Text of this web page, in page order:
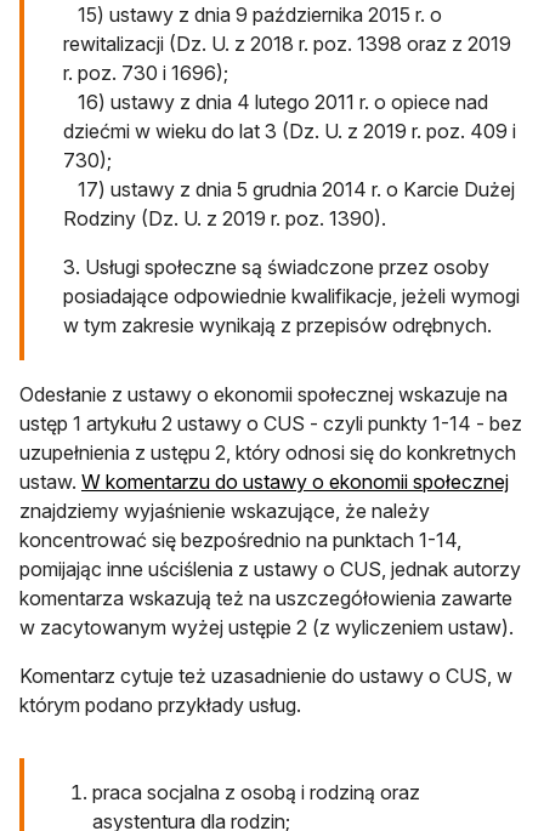
15) ustawy z dnia 9 października 2015 r. o
rewitalizacji (Dz. U. z 2018 r. poz. 1398 oraz z 2019
r. poz. 730 i 1696);
16) ustawy z dnia 4 lutego 2011 r. o opiece nad
dziećmi w wieku do lat 3 (Dz. U. z 2019 r. poz. 409 i
730);
17) ustawy z dnia 5 grudnia 2014 r. o Karcie Dużej
Rodziny (Dz. U. z 2019 r. poz. 1390).
3. Usługi społeczne są świadczone przez osoby
posiadające odpowiednie kwalifikacje, jeżeli wymogi
w tym zakresie wynikają z przepisów odrębnych.
Odesłanie z ustawy o ekonomii społecznej wskazuje na
ustęp 1 artykułu 2 ustawy o CUS - czyli punkty 1-14 - bez
uzupełnienia z ustępu 2, który odnosi się do konkretnych
ustaw. W komentarzu do ustawy o ekonomii społecznej
znajdziemy wyjaśnienie wskazujące, że należy
koncentrować się bezpośrednio na punktach 1-14,
pomijając inne uściślenia z ustawy o CUS, jednak autorzy
komentarza wskazują też na uszczegółowienia zawarte
w zacytowanym wyżej ustępie 2 (z wyliczeniem ustaw).
Komentarz cytuje też uzasadnienie do ustawy o CUS, w
którym podano przykłady usług.
praca socjalna z osobą i rodziną oraz
asystentura dla rodzin;